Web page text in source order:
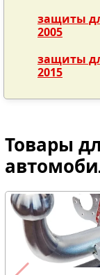
защиты
2005
защиты
2015
Товары